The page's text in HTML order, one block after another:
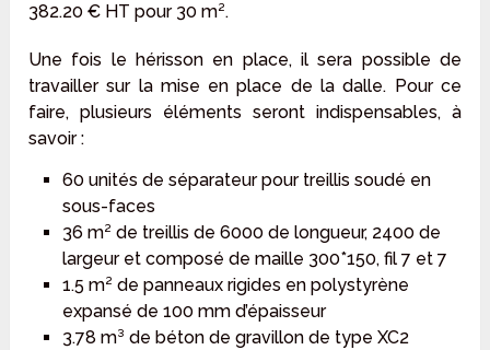
382.20 € HT pour 30 m².
Une fois le hérisson en place, il sera possible de
travailler sur la mise en place de la dalle. Pour ce
faire, plusieurs éléments seront indispensables, à
savoir :
60 unités de séparateur pour treillis soudé en
sous-faces
36 m² de treillis de 6000 de longueur, 2400 de
largeur et composé de maille 300*150, fil 7 et 7
1.5 m² de panneaux rigides en polystyrène
expansé de 100 mm d’épaisseur
3.78 m³ de béton de gravillon de type XC2